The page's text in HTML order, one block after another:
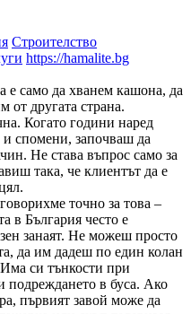
Строителство
https://hamalite.bg
е само да хванем кашона, да
от другата страна.
Когато години наред
спомени, започваш да
Не става въпрос само за
така, че клиентът да е
точно за това –
в България често е
занаят. Не можеш просто
да им дадеш по един колан
си тънкости при
подреждането в буса. Ако
първият завой може да